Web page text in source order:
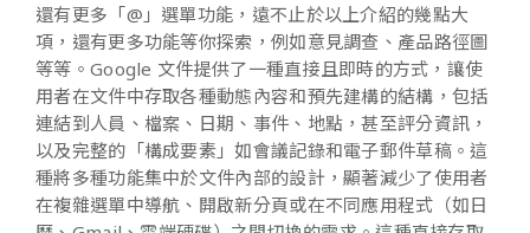
還有更多「@」選單功能，遠不止於以上介紹的幾點大
項，還有更多功能等你探索，例如意見調查、產品路徑圖
等等。Google 文件提供了一種直接且即時的方式，讓使
用者在文件中存取各種動態內容和預先建構的結構，包括
連結到人員、檔案、日期、事件、地點，甚至評分資訊，
以及完整的「構成要素」如會議記錄和電子郵件草稿。這
種將多種功能集中於文件內部的設計，顯著減少了使用者
在複雜選單中導航、開啟新分頁或在不同應用程式（如日